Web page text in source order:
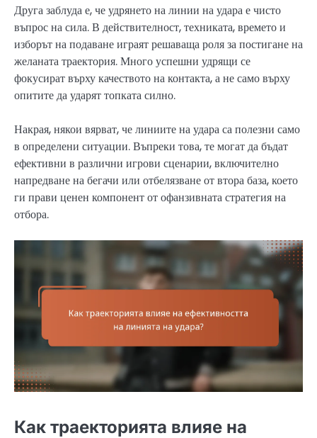
Друга заблуда е, че удрянето на линии на удара е чисто
въпрос на сила. В действителност, техниката, времето и
изборът на подаване играят решаваща роля за постигане на
желаната траектория. Много успешни удрящи се
фокусират върху качеството на контакта, а не само върху
опитите да ударят топката силно.
Накрая, някои вярват, че линиите на удара са полезни само
в определени ситуации. Въпреки това, те могат да бъдат
ефективни в различни игрови сценарии, включително
напредване на бегачи или отбелязване от втора база, което
ги прави ценен компонент от офанзивната стратегия на
отбора.
Как траекторията влияе на